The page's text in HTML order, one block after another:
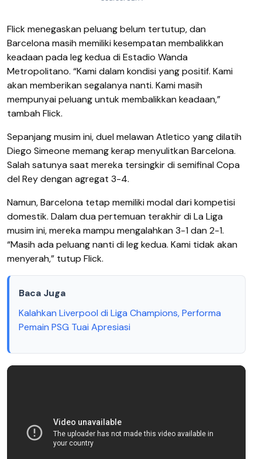
Flick menegaskan peluang belum tertutup, dan
Barcelona masih memiliki kesempatan membalikkan
keadaan pada leg kedua di Estadio Wanda
Metropolitano. “Kami dalam kondisi yang positif. Kami
akan memberikan segalanya nanti. Kami masih
mempunyai peluang untuk membalikkan keadaan,”
tambah Flick.
Sepanjang musim ini, duel melawan Atletico yang dilatih
Diego Simeone memang kerap menyulitkan Barcelona.
Salah satunya saat mereka tersingkir di semifinal Copa
del Rey dengan agregat 3-4.
Namun, Barcelona tetap memiliki modal dari kompetisi
domestik. Dalam dua pertemuan terakhir di La Liga
musim ini, mereka mampu mengalahkan 3-1 dan 2-1.
“Masih ada peluang nanti di leg kedua. Kami tidak akan
menyerah,” tutup Flick.
Baca Juga
Kalahkan Liverpool di Liga Champions, Performa
Pemain PSG Tuai Apresiasi